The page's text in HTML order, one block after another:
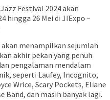
Festival 2024 akan
hingga 26 Mei di JIExpo –
menampilkan sejumlah
akhir pekan yang penuh
pengalaman mendalam
seperti Laufey, Incognito,
Wrice, Scary Pockets, Eliane
Band, dan masih banyak lagi.